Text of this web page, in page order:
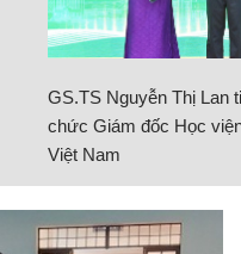
GS.TS Nguyễn Thị Lan
chức Giám đốc Học
Việt Nam